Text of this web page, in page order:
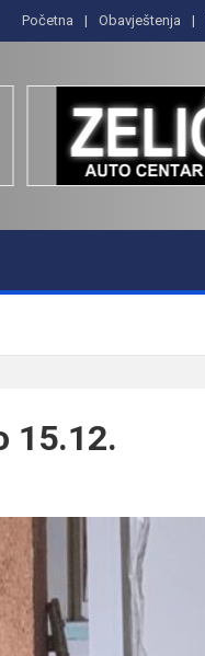
Početna Obavještenja
15.12.